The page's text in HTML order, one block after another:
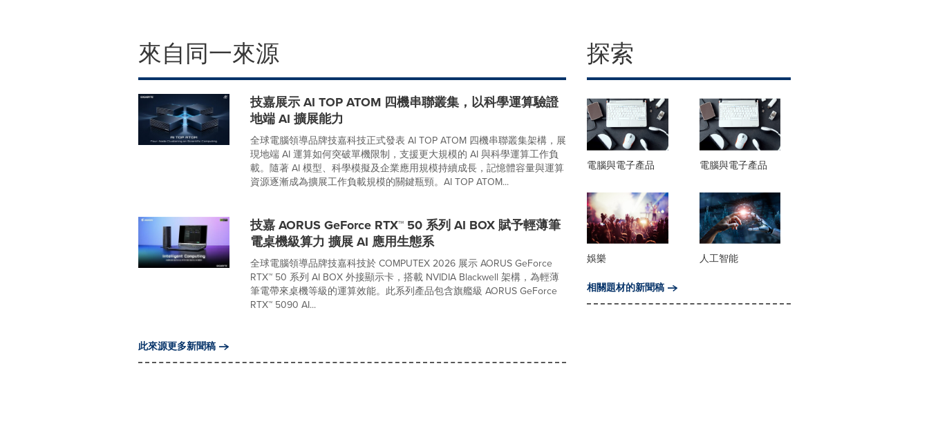
來自同一來源
技嘉展示 AI TOP ATOM 四機串聯叢集，以科學運算驗證
地端 AI 擴展能力
全球電腦領導品牌技嘉科技正式發表 AI TOP ATOM 四機串聯叢集架構，展
現地端 AI 運算如何突破單機限制，支援更大規模的 AI 與科學運算工作負
載。隨著 AI 模型、科學模擬及企業應用規模持續成長，記憶體容量與運算
資源逐漸成為擴展工作負載規模的關鍵瓶頸。AI TOP ATOM...
技嘉 AORUS GeForce RTX™ 50 系列 AI BOX 賦予輕薄筆
電桌機級算力 擴展 AI 應用生態系
全球電腦領導品牌技嘉科技於 COMPUTEX 2026 展示 AORUS GeForce
RTX™ 50 系列 AI BOX 外接顯示卡，搭載 NVIDIA Blackwell 架構，為輕薄
筆電帶來桌機等級的運算效能。此系列產品包含旗艦級 AORUS GeForce
RTX™ 5090 AI...
此來源更多新聞稿
探索
電腦與電子產品 電腦與電子產品
娛樂
人工智能
相關題材的新聞稿